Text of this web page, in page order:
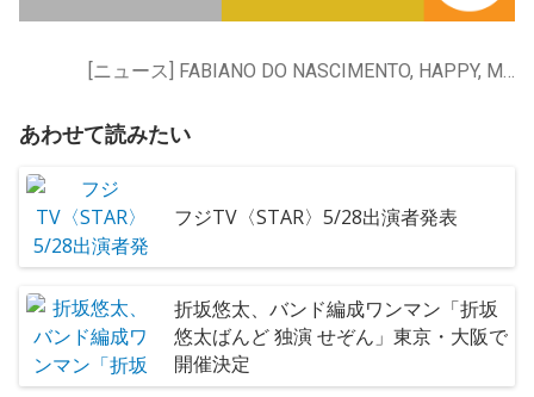
[ニュース] FABIANO DO NASCIMENTO, HAPPY, MFS, MONO NO AWARE, Sam Wilkes, U-zhaan, betcover!!, くるり, どんぐりず, やけのはら, んoon, トリプルファイヤー, ハナレグミ, ハンバート ハンバート, モッチェ永井, 七尾旅人, 中村佳穂, 吉原祇園太鼓セッションズ, 君島大空, 君島大空 (feat. ディスク・マイナーズ), 堀込泰行, 折坂悠太, 柴田聡子, 森山直太朗, 野口文
あわせて読みたい
フジTV〈STAR〉5/28出演者発表
折坂悠太、バンド編成ワンマン「折坂
悠太ばんど 独演 せぞん」東京・大阪で
開催決定